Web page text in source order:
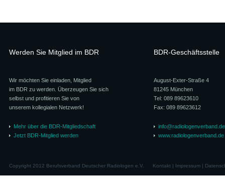
Werden Sie Mitglied im BDR
Wir möchten Sie einladen, Mitglied
im BDR zu werden. Überzeugen Sie sich
selbst und profitieren Sie von
unserem kollegialen Netzwerk!
Mehr über die BDR-Mitgliedschaft
Jetzt BDR-Mitglied werden
BDR-Geschäftsstelle
August-Exter-Straße 4
81245 München
Tel: 089 89623610
Fax: 089 89623612
info@radiologenverband.de
www.radiologenverband.de
Copyright 2012 Berufsverband Deutscher Radiologen e.V. Kontakt| Impressum|